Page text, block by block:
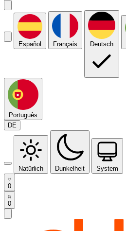
Español Français Deutsch
Português
DE
Natürlich Dunkelheit System
0
0